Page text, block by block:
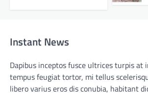
Instant News
Dapibus inceptos fusce ultrices turpis at
tempus feugiat tortor, mi tellus
libero varius eros dis conubia, habitant